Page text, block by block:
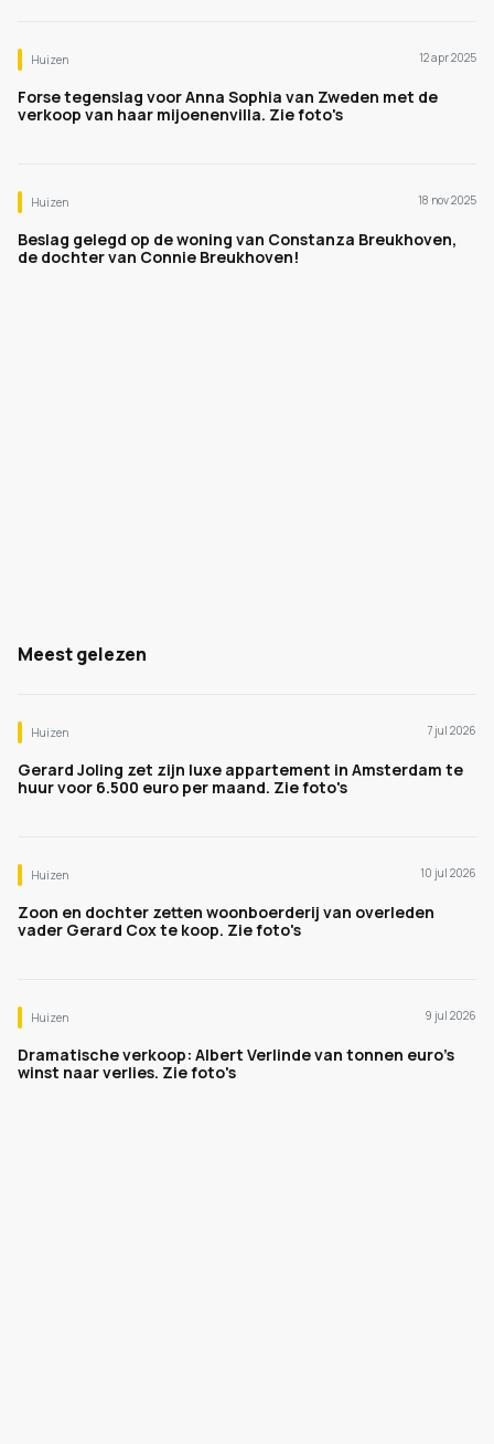
Huizen 12 apr 2025
Forse tegenslag voor Anna Sophia van Zweden met de
verkoop van haar mijoenenvilla. Zie foto's
Huizen 18 nov 2025
Beslag gelegd op de woning van Constanza Breukhoven,
de dochter van Connie Breukhoven!
Meest gelezen
Huizen 7 jul 2026
Gerard Joling zet zijn luxe appartement in Amsterdam te
huur voor 6.500 euro per maand. Zie foto's
Huizen 10 jul 2026
Zoon en dochter zetten woonboerderij van overleden
vader Gerard Cox te koop. Zie foto's
Huizen 9 jul 2026
Dramatische verkoop: Albert Verlinde van tonnen euro's
winst naar verlies. Zie foto's